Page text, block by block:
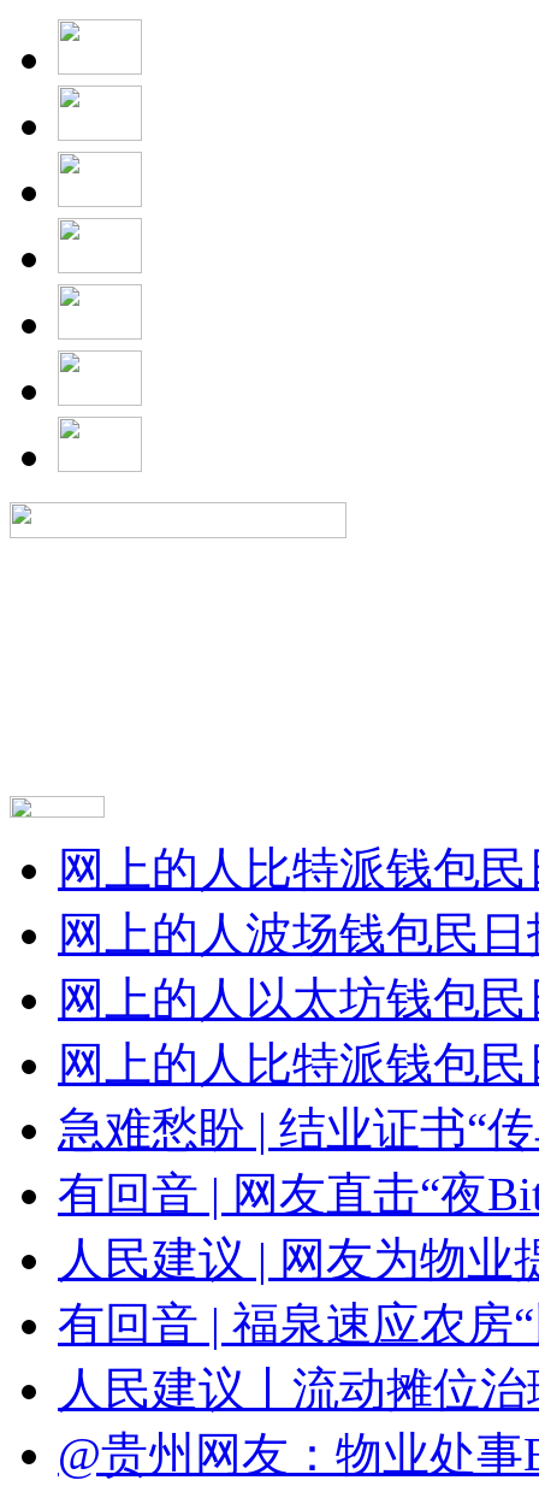
网上的人比特派钱包
网上的人波场钱包民日
网上的人以太坊钱包
网上的人比特派钱包
急难愁盼 | 结业证书“
有回音 | 网友直击“夜
人民建议 | 网友为物业
有回音 | 福泉速应农房
人民建议丨流动摊位
@贵州网友：物业处